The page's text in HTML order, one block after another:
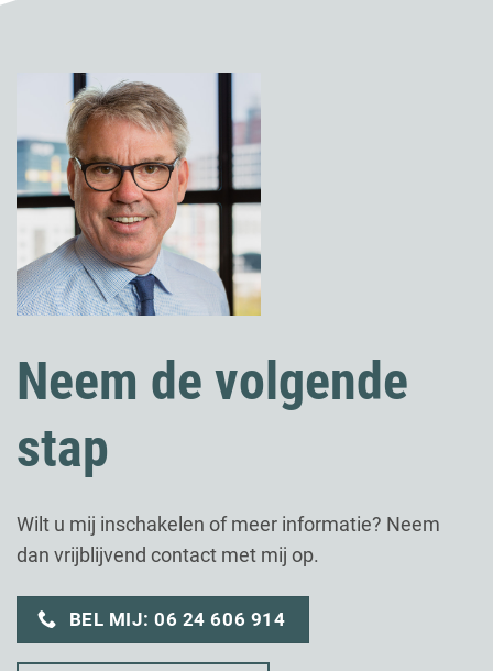
Neem de volgende
stap
Wilt u mij inschakelen of meer informatie? Neem
dan vrijblijvend contact met mij op.
BEL MIJ: 06 24 606 914